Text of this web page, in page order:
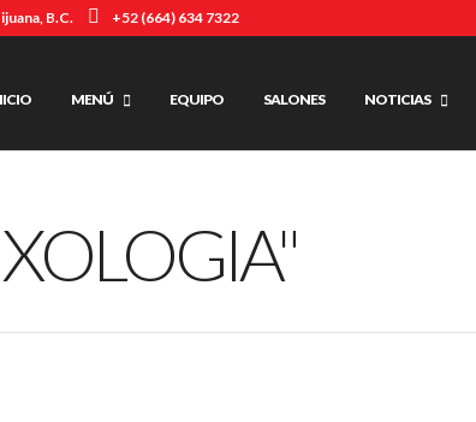
B.C. +52 (664) 634 7322
MENÚ EQUIPO SALONES NOTICIAS